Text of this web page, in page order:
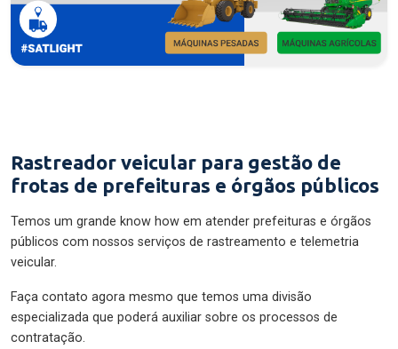
Rastreador veicular para gestão de
frotas de prefeituras e órgãos públicos
Temos um grande know how em atender prefeituras e órgãos
públicos com nossos serviços de rastreamento e telemetria
veicular.
Faça contato agora mesmo que temos uma divisão
especializada que poderá auxiliar sobre os processos de
contratação.